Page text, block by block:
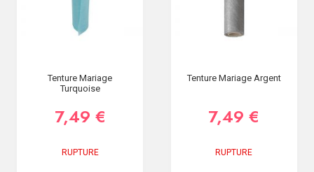
Tenture Mariage
Turquoise
7,49 €
RUPTURE
Tenture Mariage Argent
7,49 €
RUPTURE